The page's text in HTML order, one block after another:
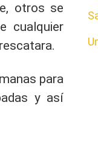
otros se
cualquier
para
y así